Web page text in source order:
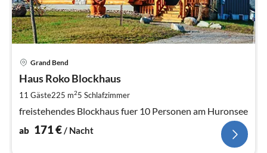
Grand Bend
Haus Roko Blockhaus
11 Gäste225 m25 Schlafzimmer
freistehendes Blockhaus fuer 10 Personen am Huronsee
ab 171€/ Nacht